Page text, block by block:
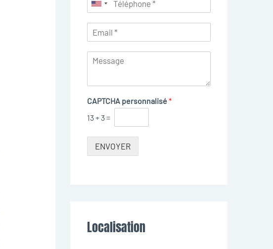
CAPTCHA personnalisé*
13+ 3=
ENVOYER
Localisation